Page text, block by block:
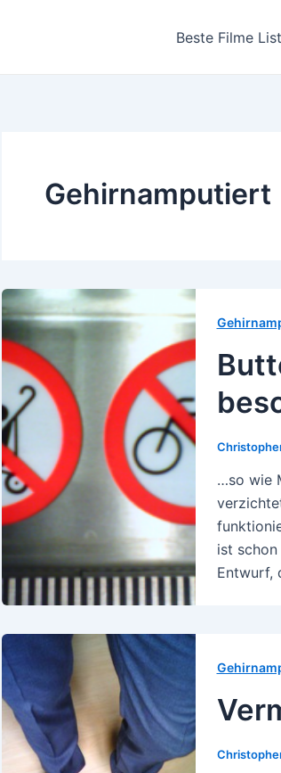
Beste Filme
Gehirnamputiert
…so wie
ist
Entwurf,